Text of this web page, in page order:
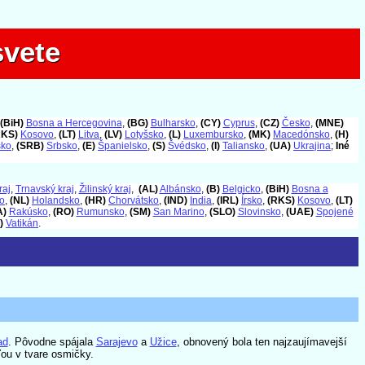
(BiH) Bosna a Hercegovina, (BG) Bulharsko, (CY) Cyprus, (CZ) Česko, (MNE)
Kosovo, (LT) Litva, (LV) Lotyšsko, (L) Luxembursko, (MK) Macedónsko, (H)
, (SRB) Srbsko, (E) Španielsko, (S) Švédsko, (I) Taliansko, (UA) Ukrajina; Iné
, Trnavský kraj, Žilinský kraj, (AL)Albánsko, (B) Belgicko, (BiH) Bosna a
, (NL) Holandsko, (HR) Chorvátsko, (IND) India, (IRL) Írsko, (RKS) Kosovo, (LT)
Rakúsko, (RO) Rumunsko, (SM) San Marino, (SLO) Slovinsko, (UAE) Spojené
Vatikán.
. Pôvodne spájala Sarajevoa Užice, obnovený bola ten najzaujímavejší
v tvare osmičky.